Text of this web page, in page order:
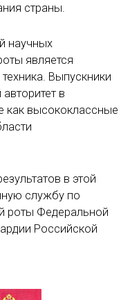
страны.
научных
является
Выпускники
в
как высококлассные
в этой
службу по
роты Федеральной
Российской